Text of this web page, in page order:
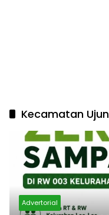
Kecamatan
Advertorial